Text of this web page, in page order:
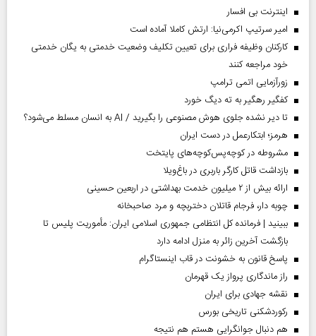
اینترنت بی افسار
امیر سرتیپ اکرمی‌نیا: ارتش کاملا آماده است
کارکنان وظیفه فراری برای تعیین تکلیف وضعیت خدمتی به یگان خدمتی
خود مراجعه کنند
زورآزمایی اتمی ترامپ
کفگیر رهگیر به ته دیگ خورد
تا دیر نشده جلوی هوش مصنوعی را بگیرید / AI به انسان مسلط می‌شود؟
هرمز؛ ابتکارعمل در دست ایران
مشروطه در کوچه‌پس‌کوچه‌های پایتخت
بازداشت قاتل کارگر باربری در باغ‌ویلا
ارائه بیش از ۲ میلیون خدمت بهداشتی در اربعین حسینی
چوبه دار، فرجام قاتلان دختربچه و مرد صاحبخانه
ببینید | فرمانده کل انتظامی جمهوری اسلامی ایران­: مأموریت پلیس تا
بازگشت آخرین زائر به منزل ادامه دارد
پاسخ قانون به خشونت در قاب اینستاگرام
راز ماندگاری پرواز یک قهرمان
نقشه جهادی برای ایران
رکوردشکنی تاریخی بورس
هم دنبال جوانگرایی هستم هم نتیجه